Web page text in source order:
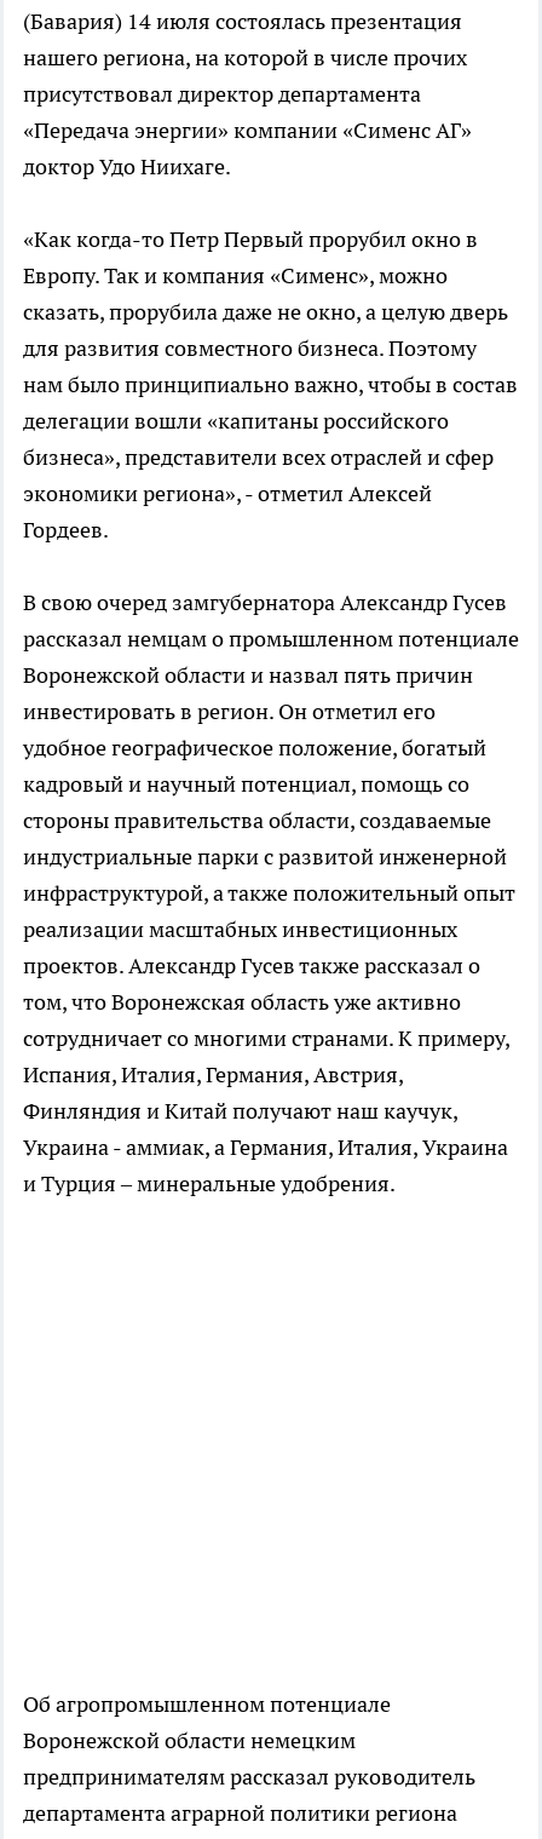
(Бавария) 14 июля состоялась презентация
нашего региона, на которой в числе прочих
присутствовал директор департамента
«Передача энергии» компании «Сименс АГ»
доктор Удо Ниихаге.
«Как когда-то Петр Первый прорубил окно в
Европу. Так и компания «Сименс», можно
сказать, прорубила даже не окно, а целую дверь
для развития совместного бизнеса. Поэтому
нам было принципиально важно, чтобы в состав
делегации вошли «капитаны российского
бизнеса», представители всех отраслей и сфер
экономики региона», - отметил Алексей
Гордеев.
В свою очеред замгубернатора Александр Гусев
рассказал немцам о промышленном потенциале
Воронежской области и назвал пять причин
инвестировать в регион. Он отметил его
удобное географическое положение, богатый
кадровый и научный потенциал, помощь со
стороны правительства области, создаваемые
индустриальные парки с развитой инженерной
инфраструктурой, а также положительный опыт
реализации масштабных инвестиционных
проектов. Александр Гусев также рассказал о
том, что Воронежская область уже активно
сотрудничает со многими странами. К примеру,
Испания, Италия, Германия, Австрия,
Финляндия и Китай получают наш каучук,
Украина - аммиак, а Германия, Италия, Украина
и Турция – минеральные удобрения.
Об агропромышленном потенциале
Воронежской области немецким
предпринимателям рассказал руководитель
департамента аграрной политики региона